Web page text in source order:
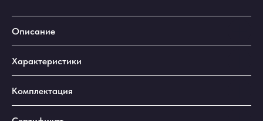
Описание
Характеристики
Комплектация